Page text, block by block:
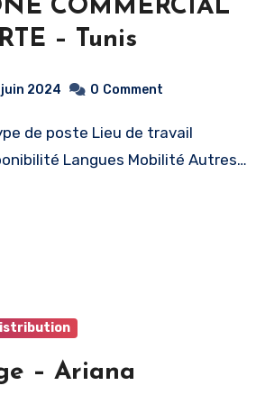
COMMERCIAL
– Tunis
juin 2024 0 Comment
Langues Mobilité Autres…
– Ariana